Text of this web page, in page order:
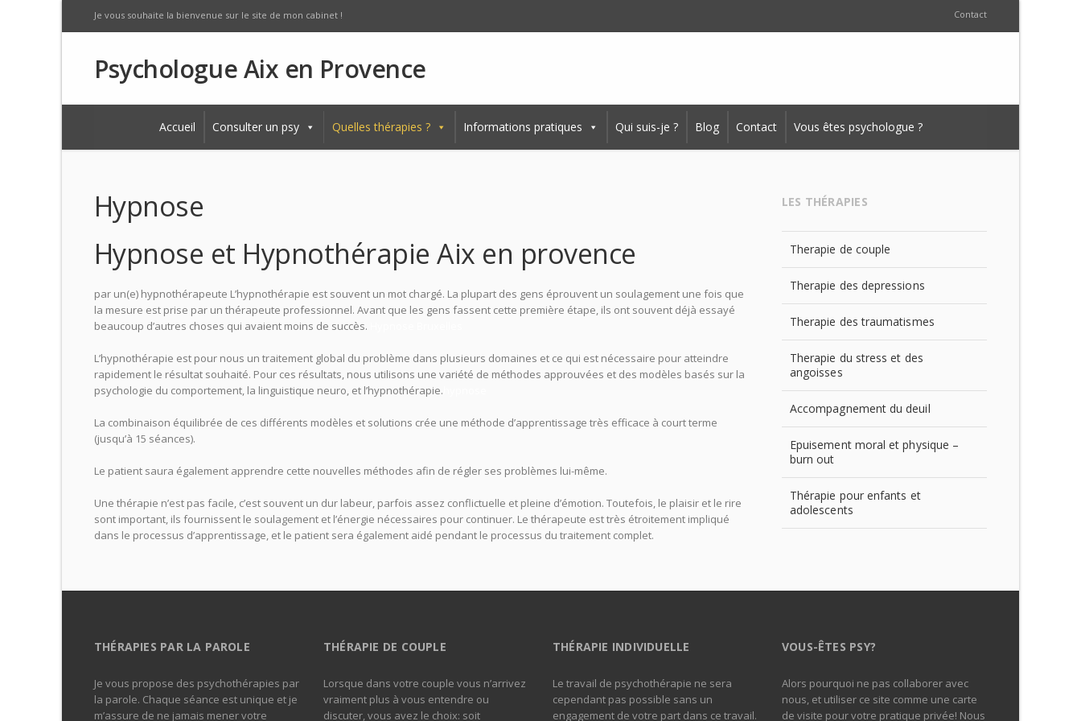
Je vous souhaite la bienvenue sur le site de mon cabinet ! Contact
Psychologue Aix en Provence
Accueil Consulter un psy Quelles thérapies ? Informations pratiques Qui suis-je ? Blog Contact Vous êtes psychologue ?
Hypnose
Hypnose et Hypnothérapie Aix en provence
par un(e) hypnothérapeute L’hypnothérapie est souvent un mot chargé. La plupart des gens éprouvent un soulagement une fois que
la mesure est prise par un thérapeute professionnel. Avant que les gens fassent cette première étape, ils ont souvent déjà essayé
beaucoup d’autres choses qui avaient moins de succès.
L’hypnothérapie est pour nous un traitement global du problème dans plusieurs domaines et ce qui est nécessaire pour atteindre
rapidement le résultat souhaité. Pour ces résultats, nous utilisons une variété de méthodes approuvées et des modèles basés sur la
psychologie du comportement, la linguistique neuro, et l’hypnothérapie.
La combinaison équilibrée de ces différents modèles et solutions crée une méthode d’apprentissage très efficace à court terme
(jusqu’à 15 séances).
Le patient saura également apprendre cette nouvelles méthodes afin de régler ses problèmes lui-même.
Une thérapie n’est pas facile, c’est souvent un dur labeur, parfois assez conflictuelle et pleine d’émotion. Toutefois, le plaisir et le rire
sont important, ils fournissent le soulagement et l’énergie nécessaires pour continuer. Le thérapeute est très étroitement impliqué
dans le processus d’apprentissage, et le patient sera également aidé pendant le processus du traitement complet.
LES THÉRAPIES
Therapie de couple
Therapie des depressions
Therapie des traumatismes
Therapie du stress et des
angoisses
Accompagnement du deuil
Epuisement moral et physique –
burn out
Thérapie pour enfants et
adolescents
THÉRAPIES PAR LA PAROLE
Je vous propose des psychothérapies par
la parole. Chaque séance est unique et je
m’assure de ne jamais mener votre
THÉRAPIE DE COUPLE
Lorsque dans votre couple vous n’arrivez
vraiment plus à vous entendre ou
discuter, vous avez le choix: soit
THÉRAPIE INDIVIDUELLE
Le travail de psychothérapie ne sera
cependant pas possible sans un
engagement de votre part dans ce travail.
VOUS-ÊTES PSY?
Alors pourquoi ne pas collaborer avec
nous, et utiliser ce site comme une carte
de visite pour votre pratique privée! Nous